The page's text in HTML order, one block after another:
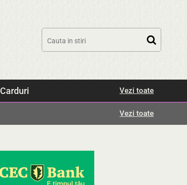
Carduri Vezi toate
Vezi toate